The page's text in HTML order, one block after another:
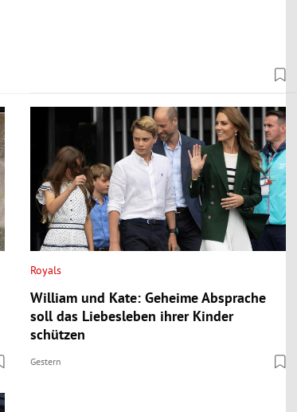
Royals
William und Kate: Geheime Absprache
soll das Liebesleben ihrer Kinder
schützen
Gestern